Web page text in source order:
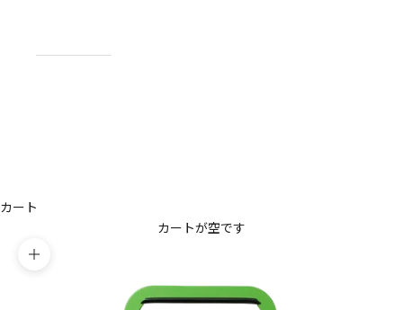
カート
カートが空です
ズームイン